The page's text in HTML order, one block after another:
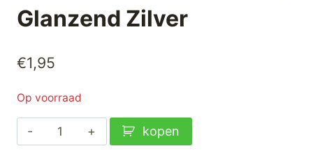
Glanzend Zilver
€1,95
Op voorraad
Maison
Berger
kopen